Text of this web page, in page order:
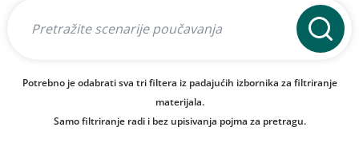
Potrebno je odabrati sva tri filtera iz padajućih izbornika za filtriranje
materijala.
Samo filtriranje radi i bez upisivanja pojma za pretragu.